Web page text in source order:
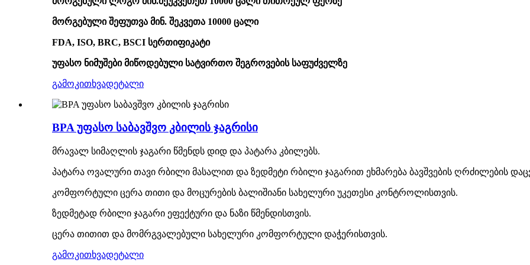
მორგებული შეფუთვა მინ. შეკვეთა 10000 ცალი
FDA, ISO, BRC, BSCI სერთიფიკატი
უფასო ნიმუშები მიწოდებული სატვირთო შეგროვების საფუძველზე
გამოკითხვადეტალი
BPA უფასო საბავშვო კბილის ჯაგრისი
მრავალ სიმაღლის ჯაგარი წმენდს დიდ და პატარა კბილებს.
პატარა ოვალური თავი რბილი მასალით და ზედმეტი რბილი ჯაგარით ეხმარება ბავშვების ღრძილების
კომფორტული ცერა თითი და მოცურების ბალიშიანი სახელური უკეთესი კონტროლისთვის.
ზედმეტად რბილი ჯაგარი ეფექტური და ნაზი წმენდისთვის.
ცერა თითით და მომრგვალებული სახელური კომფორტული დაჭერისთვის.
გამოკითხვადეტალი